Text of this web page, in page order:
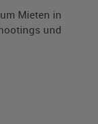
Mieten in
und